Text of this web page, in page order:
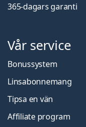
365-dagars garanti
Vår service
Bonussystem
Linsabonnemang
Tipsa en vän
Affiliate program